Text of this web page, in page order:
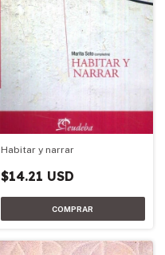
Habitar y narrar
$14.21 USD